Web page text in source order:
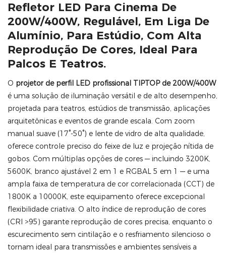
Refletor LED Para Cinema De
200W/400W, Regulável, Em Liga De
Alumínio, Para Estúdio, Com Alta
Reprodução De Cores, Ideal Para
Palcos E Teatros.
O projetor de perfil LED profissional TIPTOP de 200W/400W
é uma solução de iluminação versátil e de alto desempenho,
projetada para teatros, estúdios de transmissão, aplicações
arquitetônicas e eventos de grande escala. Com zoom
manual suave (17°-50°) e lente de vidro de alta qualidade,
oferece controle preciso do feixe de luz e projeção nítida de
gobos. Com múltiplas opções de cores — incluindo 3200K,
5600K, branco ajustável 2 em 1 e RGBAL 5 em 1 — e uma
ampla faixa de temperatura de cor correlacionada (CCT) de
1800K a 10000K, este equipamento oferece excepcional
flexibilidade criativa. O alto índice de reprodução de cores
(CRI >95) garante reprodução de cores precisa, enquanto o
escurecimento sem cintilação e o resfriamento silencioso o
tornam ideal para transmissões e ambientes sensíveis a